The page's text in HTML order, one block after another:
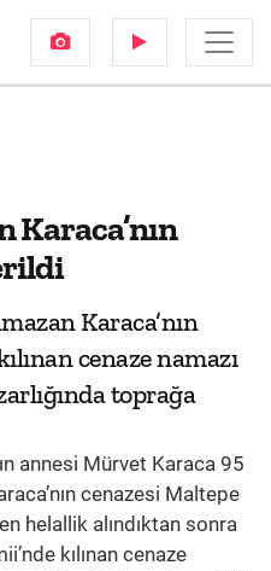
Karaca’nın
Karaca’nın
cenaze namazı
toprağa
annesi Mürvet Karaca 95
cenazesi Maltepe
helallik alındıktan sonra
kılınan cenaze